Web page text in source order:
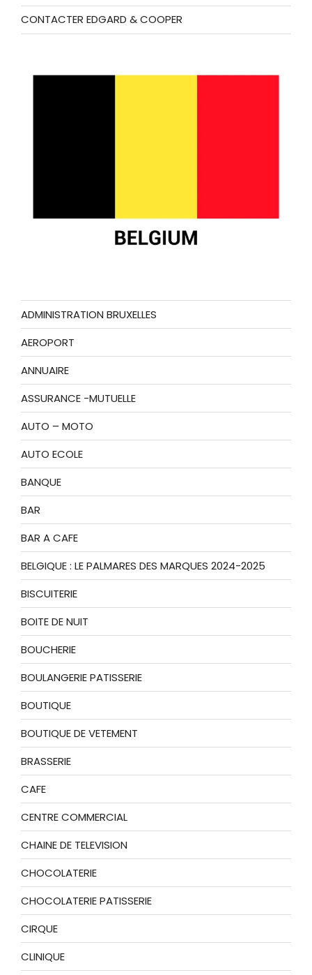
CONTACTER EDGARD & COOPER
ADMINISTRATION BRUXELLES
AEROPORT
ANNUAIRE
ASSURANCE -MUTUELLE
AUTO – MOTO
AUTO ECOLE
BANQUE
BAR
BAR A CAFE
BELGIQUE : LE PALMARES DES MARQUES 2024-2025
BISCUITERIE
BOITE DE NUIT
BOUCHERIE
BOULANGERIE PATISSERIE
BOUTIQUE
BOUTIQUE DE VETEMENT
BRASSERIE
CAFE
CENTRE COMMERCIAL
CHAINE DE TELEVISION
CHOCOLATERIE
CHOCOLATERIE PATISSERIE
CIRQUE
CLINIQUE